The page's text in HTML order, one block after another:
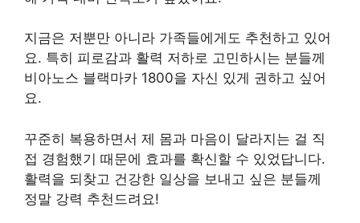
지금은 저뿐만 아니라 가족들에게도 추천하고 있어
요. 특히 피로감과 활력 저하로 고민하시는 분들께
비아노스 블랙마카 1800을 자신 있게 권하고 싶어
요.
꾸준히 복용하면서 제 몸과 마음이 달라지는 걸 직
접 경험했기 때문에 효과를 확신할 수 있었답니다.
활력을 되찾고 건강한 일상을 보내고 싶은 분들께
정말 강력 추천드려요!